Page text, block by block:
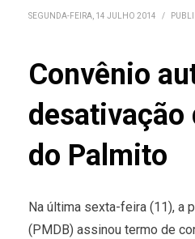
SEGUNDA-FEIRA, 14 JULHO 2014 /
Convênio
desativação
do Palmito
Na última sexta-feira (11), a
(PMDB) assinou termo de